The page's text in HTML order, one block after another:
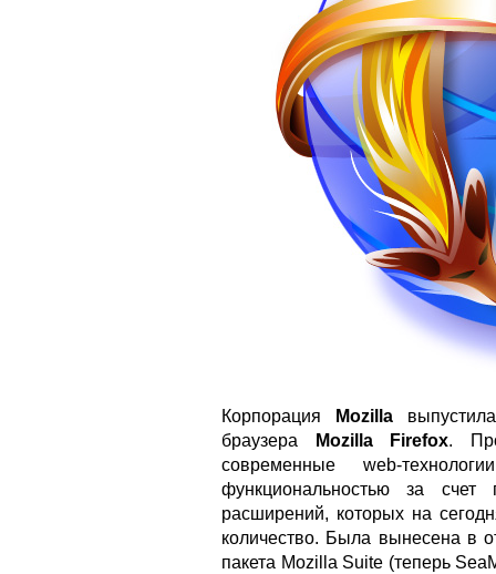
Корпорация Mozilla
браузера
Mozilla Firefox.
современные web-
функциональностью за счет
расширений, которых на
количество. Была вынесена в
пакета Mozilla Suite (теперь